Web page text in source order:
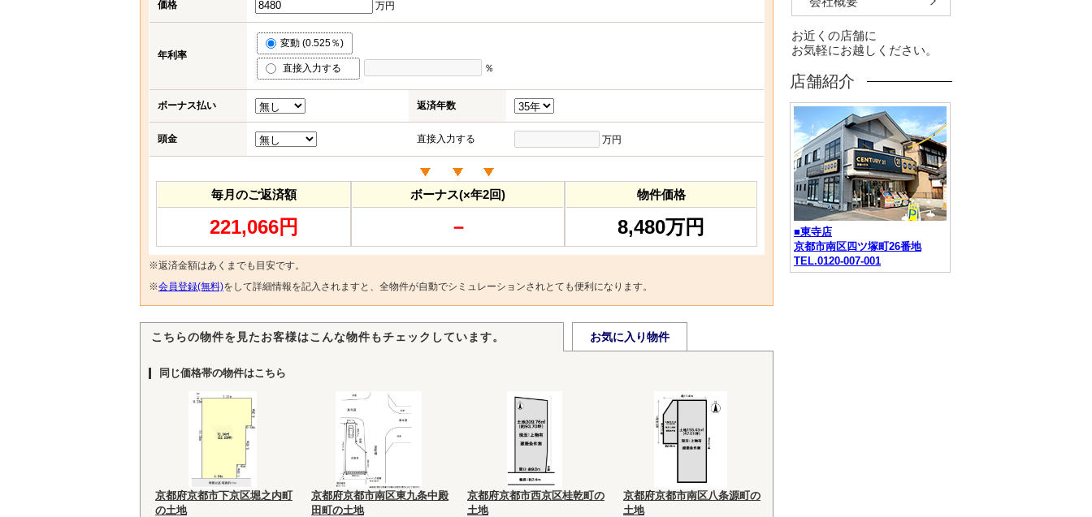
価格 万円
年利率
変動 (0.525％)
直接入力する ％
ボーナス払い 返済年数
頭金 直接入力する 万円
毎月のご返済額
221,066円
ボーナス(×年2回)
－
物件価格
8,480万円
※返済金額はあくまでも目安です。
※会員登録(無料)をして詳細情報を記入されますと、全物件が自動でシミュレーションされとても便利になります。
こちらの物件を見たお客様はこんな物件もチェックしています。 お気に入り物件
同じ価格帯の物件はこちら
京都府京都市下京区堀之内町
の土地
京都府京都市南区東九条中殿
田町の土地
京都府京都市西京区桂乾町の
土地
京都府京都市南区八条源町の
土地
お近くの店舗に
お気軽にお越しください。
店舗紹介
■東寺店
京都市南区四ツ塚町26番地
TEL.0120-007-001